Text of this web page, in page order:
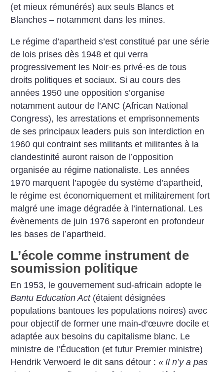
(et mieux rémunérés) aux seuls Blancs et
Blanches – notamment dans les mines.
Le régime d’apartheid s’est constitué par une série
de lois prises dès 1948 et qui verra
progressivement les Noir·es privé·es de tous
droits politiques et sociaux. Si au cours des
années 1950 une opposition s’organise
notamment autour de l’ANC (African National
Congress), les arrestations et emprisonnements
de ses principaux leaders puis son interdiction en
1960 qui contraint ses militants et militantes à la
clandestinité auront raison de l’opposition
organisée au régime nationaliste. Les années
1970 marquent l’apogée du système d’apartheid,
le régime est économiquement et militairement fort
malgré une image dégradée à l’international. Les
évènements de juin 1976 saperont en profondeur
les bases de l’apartheid.
L’école comme instrument de
soumission politique
En 1953, le gouvernement sud-africain adopte le
Bantu Education Act(étaient désignées
populations bantoues les populations noires) avec
pour objectif de former une main-d’œuvre docile et
adaptée aux besoins du capitalisme blanc. Le
ministre de l’Éducation (et futur Premier ministre)
Hendrik ­Verwoerd le dit sans détour :« Il n’y a pas